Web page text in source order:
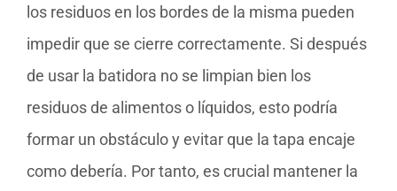
los residuos en los bordes de la misma pueden
impedir que se cierre correctamente. Si después
de usar la batidora no se limpian bien los
residuos de alimentos o líquidos, esto podría
formar un obstáculo y evitar que la tapa encaje
como debería. Por tanto, es crucial mantener la